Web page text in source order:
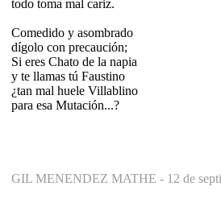
todo toma mal cariz.
Comedido y asombrado
dígolo con precaución;
Si eres Chato de la napia
y te llamas tú Faustino
¿tan mal huele Villablino
para esa Mutación...?
GIL MENENDEZ MATHE - 12 de